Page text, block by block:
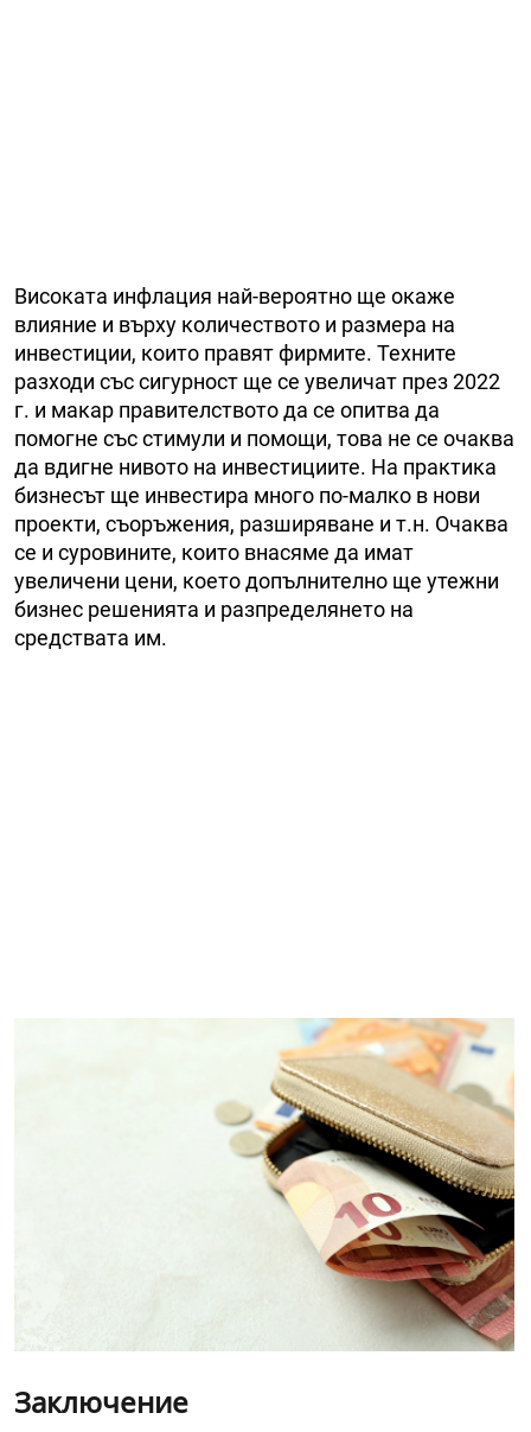
Високата инфлация най-вероятно ще окаже
влияние и върху количеството и размера на
инвестиции, които правят фирмите. Техните
разходи със сигурност ще се увеличат през 2022
г. и макар правителството да се опитва да
помогне със стимули и помощи, това не се очаква
да вдигне нивото на инвестициите. На практика
бизнесът ще инвестира много по-малко в нови
проекти, съоръжения, разширяване и т.н. Очаква
се и суровините, които внасяме да имат
увеличени цени, което допълнително ще утежни
бизнес решенията и разпределянето на
средствата им.
Заключение